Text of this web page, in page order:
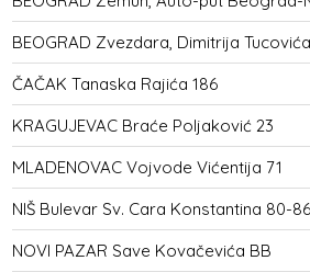
BEOGRAD Zvezdara, Dimitrija
ČAČAK Tanaska Rajića 186
KRAGUJEVAC Braće Poljaković 23
MLADENOVAC Vojvode Vićentija 71
NIŠ Bulevar Sv. Cara Konstantina 80-86
NOVI PAZAR Save Kovačevića BB